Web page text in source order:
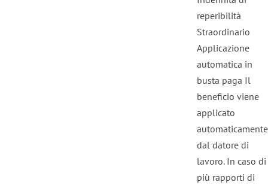
reperibilità
Straordinario
Applicazione
automatica in
busta paga Il
beneficio viene
applicato
automaticamente
dal datore di
lavoro. In caso di
più rapporti di